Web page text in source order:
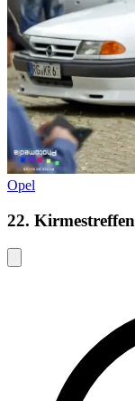
Opel
22.